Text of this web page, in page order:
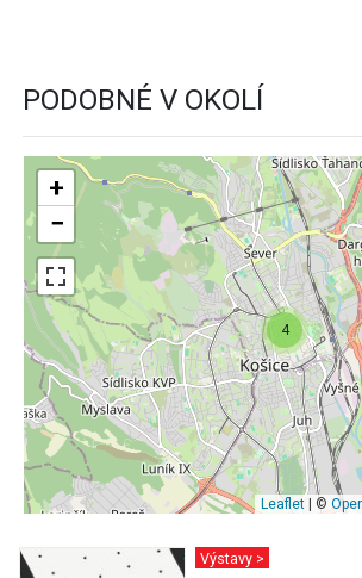
PODOBNÉ V OKOLÍ
4
+
−
Leaflet | ©
Výstavy >